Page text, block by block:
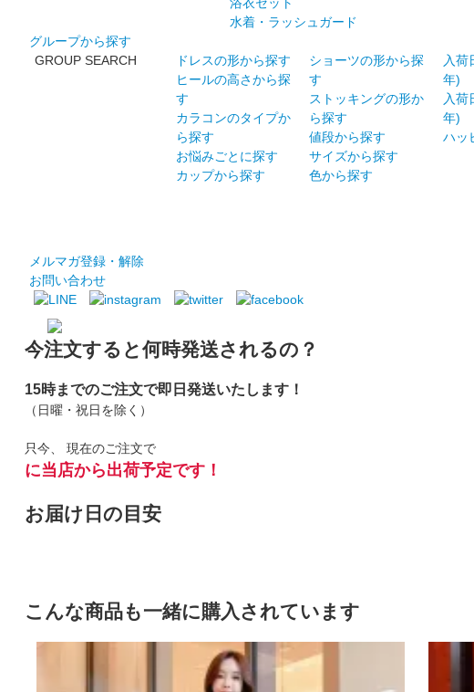
水着・ラッシュガード
グループから探す
GROUP SEARCH
ドレスの形から探す
ヒールの高さから探
す
カラコンのタイプか
ら探す
お悩みごとに探す
カップから探す
ショーツの形から探
す
ストッキングの形か
ら探す
値段から探す
サイズから探す
色から探す
入荷
年)
入荷
年)
ハッ
メルマガ登録・解除
お問い合わせ
今注文すると何時発送されるの？
15時までのご注文で即日発送いたします！
（日曜・祝日を除く）
只今、 現在のご注文で
に当店から出荷予定です！
お届け日の目安
こんな商品も一緒に購入されています